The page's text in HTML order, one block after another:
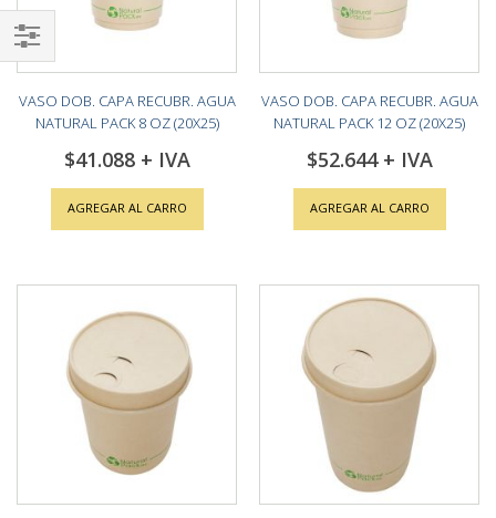
VASO DOB. CAPA RECUBR. AGUA
NATURAL PACK 8 OZ (20X25)
$41.088
AGREGAR AL CARRO
VASO DOB. CAPA RECUBR. AGUA
NATURAL PACK 12 OZ (20X25)
$52.644
AGREGAR AL CARRO
Shop
By